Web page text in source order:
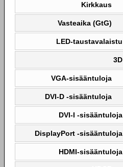
Kirkkaus
Vasteaika (GtG)
LED-taustavalaistu
3D
VGA-sisääntuloja
DVI-D -sisääntuloja
DVI-I -sisääntuloja
DisplayPort -sisääntuloja
HDMI-sisääntuloja